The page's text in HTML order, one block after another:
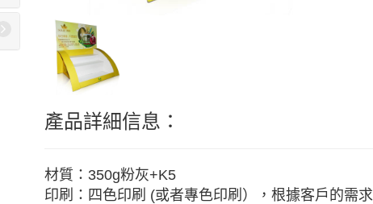
產品詳細信息：
材質：350g粉灰+K5
印刷：四色印刷 (或者專色印刷），根據客戶的需求